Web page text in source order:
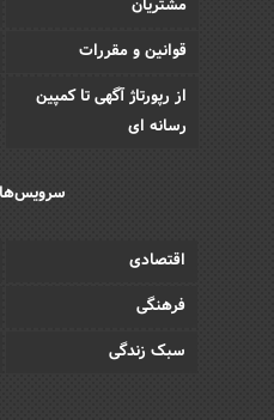
مشتریان
قوانین و مقررات
از رپورتاژ آگهی تا کمپین
رسانه ای
اقتصادی
فرهنگی
سبک زندگی